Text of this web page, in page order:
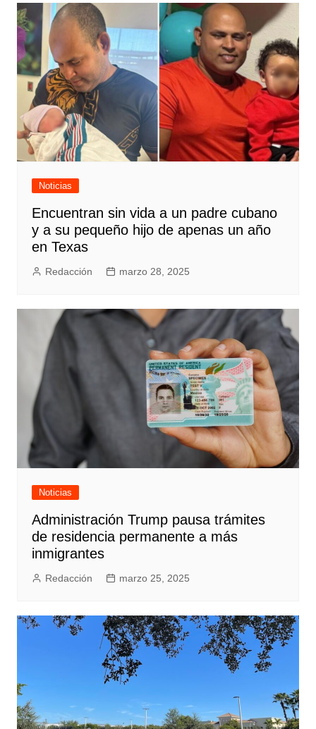
Noticias
Encuentran sin vida a un padre cubano
y a su pequeño hijo de apenas un año
en Texas
Redacción marzo 28, 2025
Noticias
Administración Trump pausa trámites
de residencia permanente a más
inmigrantes
Redacción marzo 25, 2025